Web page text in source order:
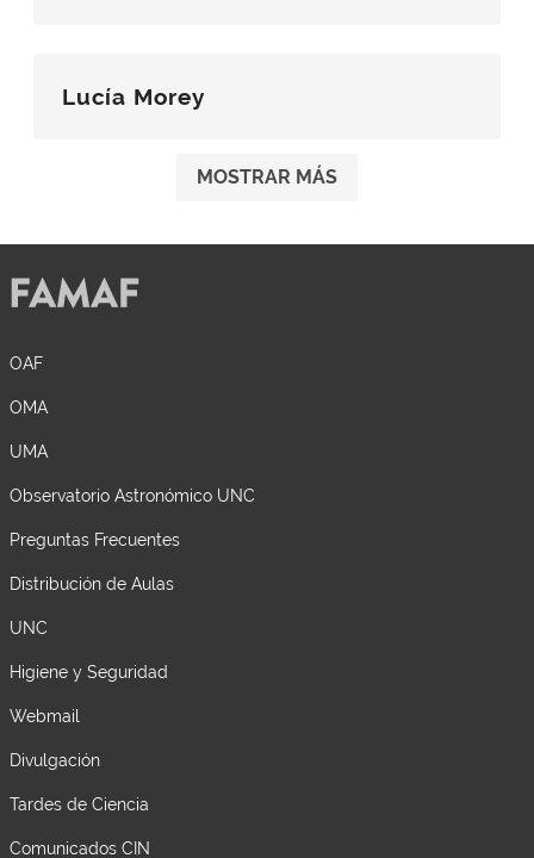
Lucía Morey
MOSTRAR MÁS
OAF
OMA
UMA
Observatorio Astronómico UNC
Preguntas Frecuentes
Distribución de Aulas
UNC
Higiene y Seguridad
Webmail
Divulgación
Tardes de Ciencia
Comunicados CIN